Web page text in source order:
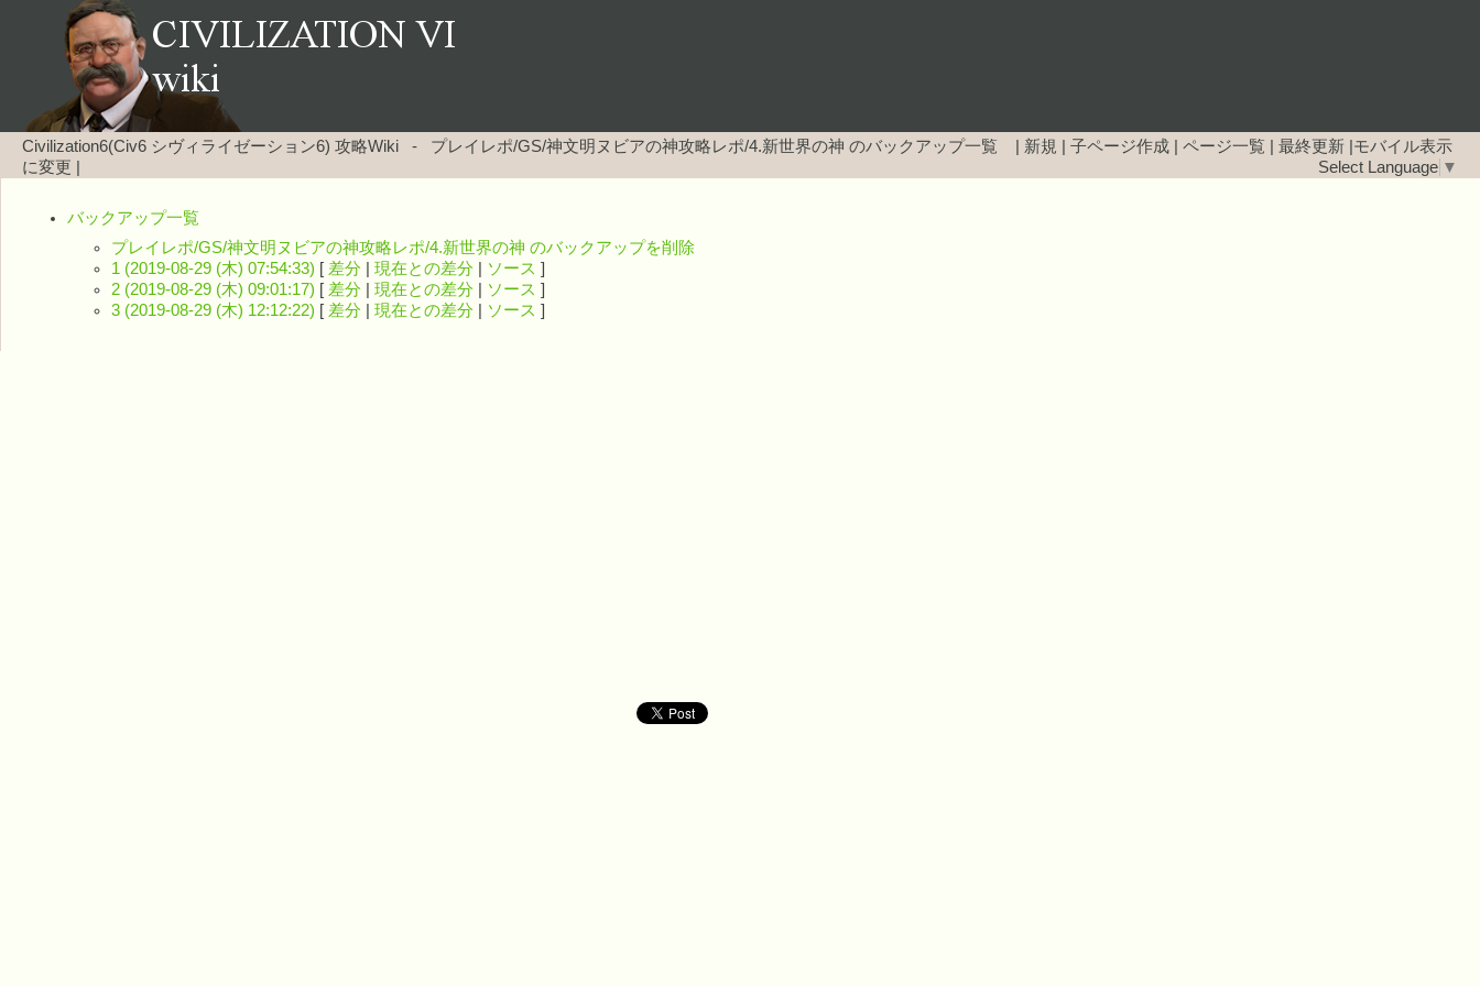
Civilization6(Civ6 シヴィライゼーション6) 攻略Wiki - プレイレポ/GS/神文明ヌビアの神攻略レポ/4.新世界の神 のバックアップ一覧 | 新規 子ページ作成 ページ一覧 最終更新 モバイル表示
に変更
Select Language ▼
バックアップ一覧
プレイレポ/GS/神文明ヌビアの神攻略レポ/4.新世界の神 のバックアップを削除
1 (2019-08-29 (木) 07:54:33) [ 差分 現在との差分 ソース ]
2 (2019-08-29 (木) 09:01:17) [ 差分 現在との差分 ソース ]
3 (2019-08-29 (木) 12:12:22) [ 差分 現在との差分 ソース ]